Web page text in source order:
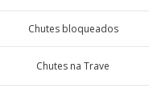
Chutes bloqueados
Chutes na Trave